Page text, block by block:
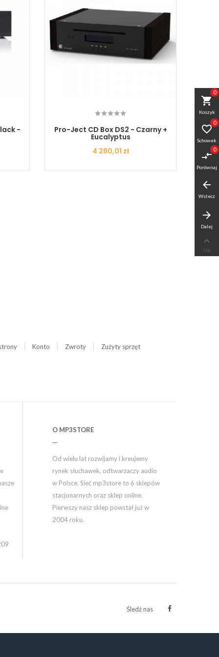
- Pro-Ject CD Box DS2 - Czarny +
Eucalyptus
Cena
4 280,01 zł
Konto Zwroty
Zużyty sprzęt
O MP3STORE
Od wielu lat rozwijamy i kreujemy
rynek słuchawek, odtwarzaczy audio
w Polsce. Sieć mp3store to 6 sklepów
stacjonarnych oraz sklep online.
Pierwszy nasz sklep powstał już w
2004 roku.
Śledź nas
shopping_cart
Koszyk
0

Schowek
0
compare_arrows
Porównaj
0
arrow_back
Wstecz
arrow_forward
Dalej

Up